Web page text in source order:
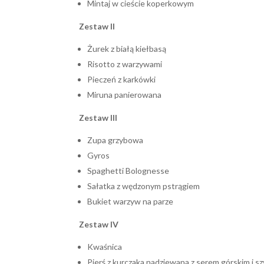
Mintaj w cieście koperkowym
Zestaw II
Żurek z białą kiełbasą
Risotto z warzywami
Pieczeń z karkówki
Miruna panierowana
Zestaw III
Zupa grzybowa
Gyros
Spaghetti Bolognesse
Sałatka z wędzonym pstrągiem
Bukiet warzyw na parze
Zestaw IV
Kwaśnica